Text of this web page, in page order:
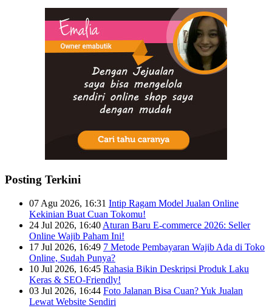
Posting Terkini
07 Agu 2026, 16:31 Intip Ragam Model Jualan Online
Kekinian Buat Cuan Tokomu!
24 Jul 2026, 16:40 Aturan Baru E-commerce 2026: Seller
Online Wajib Paham Ini!
17 Jul 2026, 16:49 7 Metode Pembayaran Wajib Ada di Toko
Online, Sudah Punya?
10 Jul 2026, 16:45 Rahasia Bikin Deskripsi Produk Laku
Keras & SEO-Friendly!
03 Jul 2026, 16:44 Foto Jalanan Bisa Cuan? Yuk Jualan
Lewat Website Sendiri